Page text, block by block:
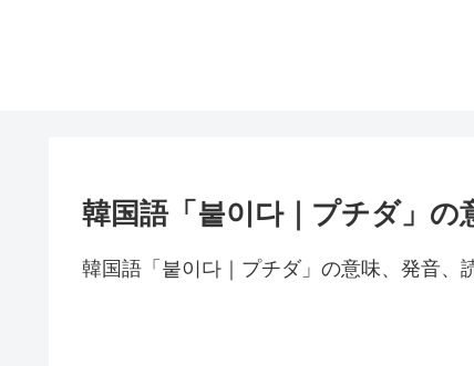
韓国語「붙이다｜プチダ」の
韓国語「붙이다｜プチダ」の意味、発音、